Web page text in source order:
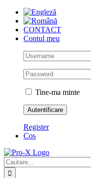
Skip
contentCONTACT
Contul meu
Tine-ma minte
Register
Cos
Cautare...